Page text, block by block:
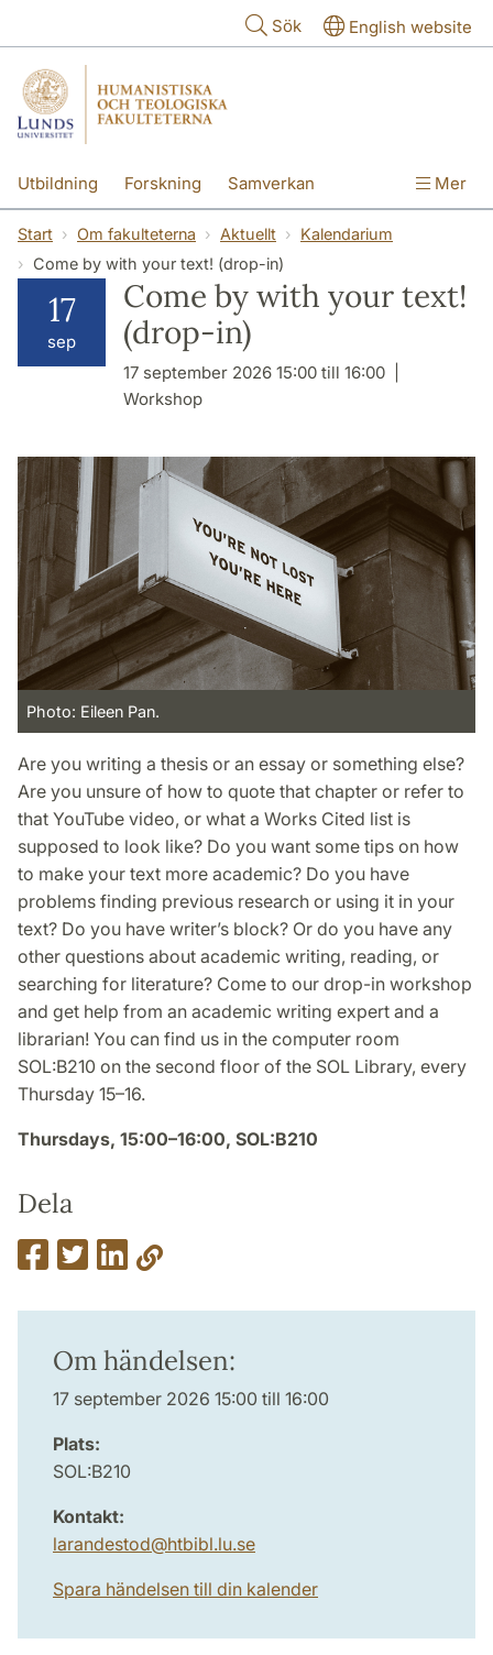
Sök English website
Utbildning Forskning Samverkan
Kontakt Om fakulteterna
Mer
Start Om fakulteterna Aktuellt
Kalendarium
Come by with your text! (drop-in)
17
sep
Come by with your text!
(drop-in)
17 september 2026 15:00 till 16:00
Workshop
Photo: Eileen Pan.
Are you writing a thesis or an essay or something else?
Are you unsure of how to quote that chapter or refer to
that YouTube video, or what a Works Cited list is
supposed to look like? Do you want some tips on how
to make your text more academic? Do you have
problems finding previous research or using it in your
text? Do you have writer’s block? Or do you have any
other questions about academic writing, reading, or
searching for literature? Come to our drop-in workshop
and get help from an academic writing expert and a
librarian! You can find us in the computer room
SOL:B210 on the second floor of the SOL Library, every
Thursday 15–16.
Thursdays, 15:00–16:00, SOL:B210
Dela
Om händelsen:
17 september 2026 15:00 till 16:00
Plats:
SOL:B210
Kontakt:
larandestod@htbibl.lu.se
Spara händelsen till din kalender